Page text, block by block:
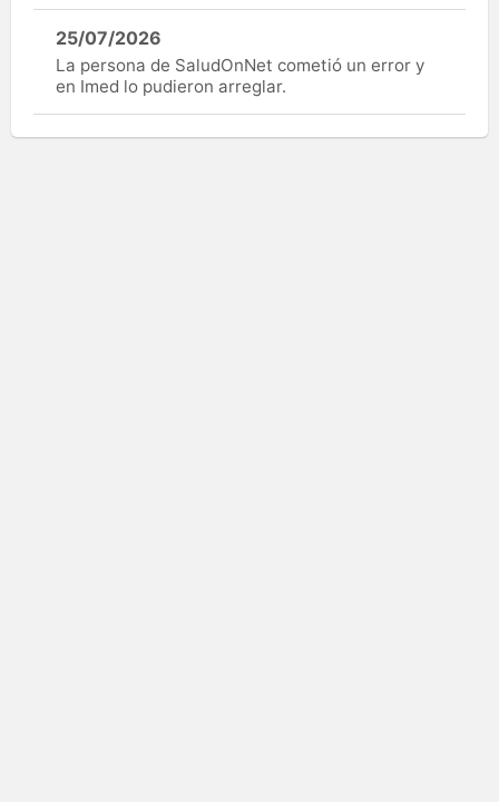
25/07/2026
La persona de SaludOnNet cometió un error y
en Imed lo pudieron arreglar.